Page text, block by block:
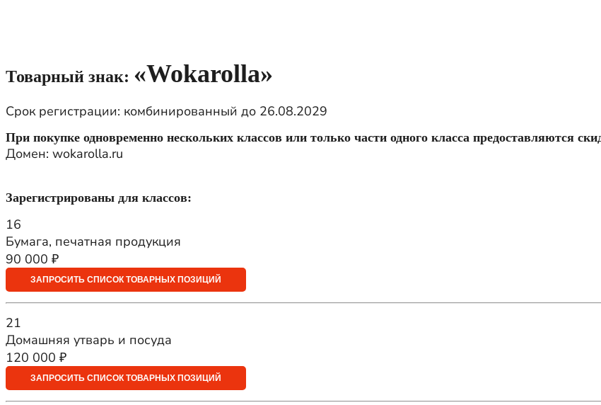
Товарный знак: «Wokarolla»
Срок регистрации: комбинированный до 26.08.2029
При покупке одновременно нескольких классов или только части одного класса предоставляются
Домен: wokarolla.ru
Зарегистрированы для классов:
16
Бумага, печатная продукция
90 000 ₽
ЗАПРОСИТЬ СПИСОК ТОВАРНЫХ ПОЗИЦИЙ
21
Домашняя утварь и посуда
120 000 ₽
ЗАПРОСИТЬ СПИСОК ТОВАРНЫХ ПОЗИЦИЙ